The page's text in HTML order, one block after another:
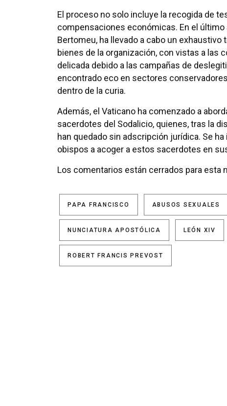
El proceso no solo incluye la recogida de
compensaciones económicas. En el
Bertomeu, ha llevado a cabo un
bienes de la organización, con vistas a las
delicada debido a las campañas de
encontrado eco en sectores
dentro de la curia.
Además, el Vaticano ha comenzado a
sacerdotes del Sodalicio, quienes, tras la
han quedado sin adscripción jurídica. Se
obispos a acoger a estos sacerdotes en
Los comentarios están cerrados para esta
PAPA FRANCISCO ABUSOS SEXUALES
NUNCIATURA APOSTÓLICA LEÓN XIV
ROBERT FRANCIS PREVOST